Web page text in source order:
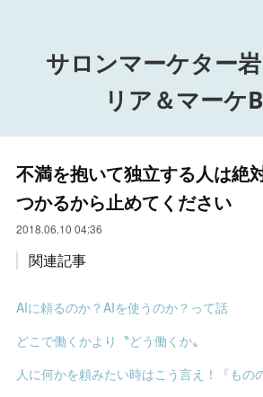
サロンマーケター
リア＆マーケ
不満を抱いて独立する人は絶
つかるから止めてください
2018.06.10 04:36
関連記事
AIに頼るのか？AIを使うのか？って話
どこで働くかより〝どう働くか〟
人に何かを頼みたい時はこう言え！『もの